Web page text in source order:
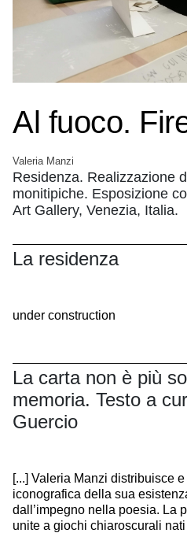
Al fuoco.
Valeria Manzi
Residenza. Realizzazione
monitipiche. Esposizione
Art Gallery, Venezia, Italia.
La residenza
under construction
La carta non è più
memoria. Testo a
Guercio
[...] Valeria Manzi distribuisce
iconografica della sua
dall’impegno nella poesia. La
unite a giochi chiaroscurali